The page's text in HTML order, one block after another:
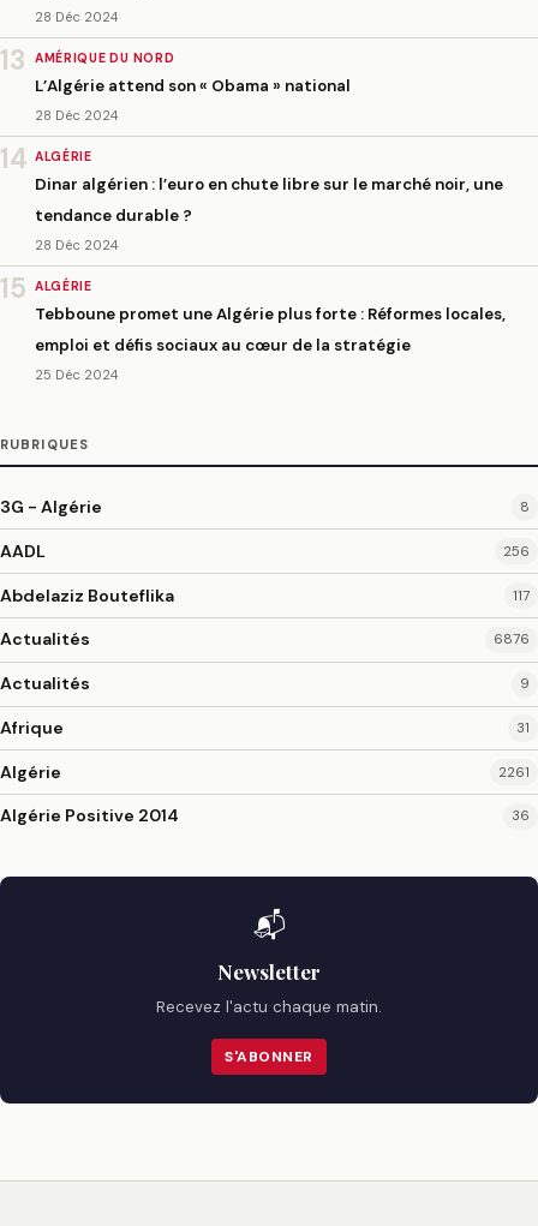
28 Déc 2024
13 AMÉRIQUE DU NORD
L’Algérie attend son « Obama » national
28 Déc 2024
14 ALGÉRIE
Dinar algérien : l’euro en chute libre sur le marché noir, une
tendance durable ?
28 Déc 2024
15 ALGÉRIE
Tebboune promet une Algérie plus forte : Réformes locales,
emploi et défis sociaux au cœur de la stratégie
25 Déc 2024
RUBRIQUES
3G - Algérie 8
AADL 256
Abdelaziz Bouteflika 117
Actualités 6876
Actualités 9
Afrique 31
Algérie 2261
Algérie Positive 2014 36
📬
Newsletter
Recevez l'actu chaque matin.
S'ABONNER